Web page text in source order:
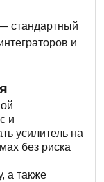
стандартный
и
и
усилитель на
без риска
а также